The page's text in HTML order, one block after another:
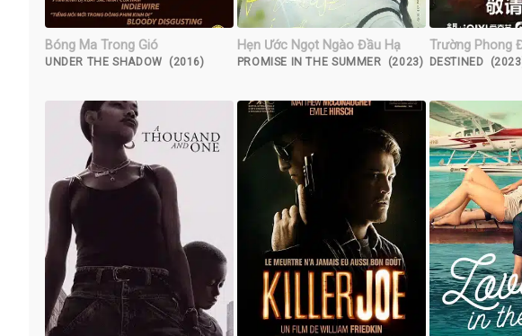
Bóng Ma Trong Gió
UNDER THE SHADOW (2016)
Hẹn Ước Ngọt Ngào Đầu Hạ
PROMISE IN THE SUMMER (2023)
Trường Phong
DESTINED